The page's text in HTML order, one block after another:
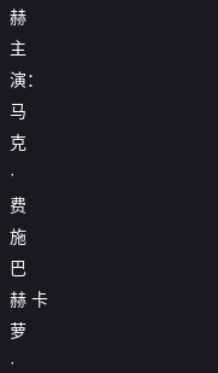
赫
主
演：
马
克
·
费
施
巴
赫 卡
萝
·